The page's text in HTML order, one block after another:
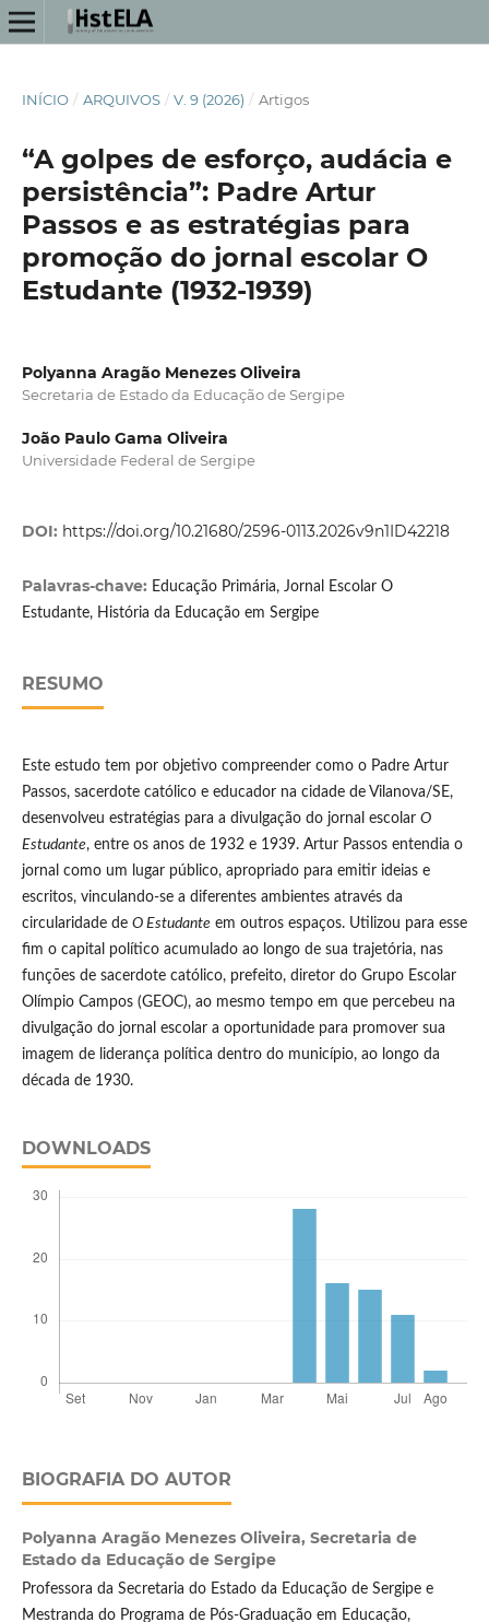
INÍCIO / ARQUIVOS / V. 9 (2026) / Artigos
“A golpes de esforço, audácia e
persistência”: Padre Artur
Passos e as estratégias para
promoção do jornal escolar O
Estudante (1932-1939)
Polyanna Aragão Menezes Oliveira
Secretaria de Estado da Educação de Sergipe
João Paulo Gama Oliveira
Universidade Federal de Sergipe
DOI: https://doi.org/10.21680/2596-0113.2026v9n1ID42218
Palavras-chave: Educação Primária, Jornal Escolar O
Estudante, História da Educação em Sergipe
RESUMO
Este estudo tem por objetivo compreender como o Padre Artur
Passos, sacerdote católico e educador na cidade de Vilanova/SE,
desenvolveu estratégias para a divulgação do jornal escolar O
Estudante, entre os anos de 1932 e 1939. Artur Passos entendia o
jornal como um lugar público, apropriado para emitir ideias e
escritos, vinculando-se a diferentes ambientes através da
circularidade de O Estudante em outros espaços. Utilizou para esse
fim o capital político acumulado ao longo de sua trajetória, nas
funções de sacerdote católico, prefeito, diretor do Grupo Escolar
Olímpio Campos (GEOC), ao mesmo tempo em que percebeu na
divulgação do jornal escolar a oportunidade para promover sua
imagem de liderança política dentro do município, ao longo da
década de 1930.
DOWNLOADS
BIOGRAFIA DO AUTOR
Polyanna Aragão Menezes Oliveira, Secretaria de
Estado da Educação de Sergipe
Professora da Secretaria do Estado da Educação de Sergipe e
Mestranda do Programa de Pós-Graduação em Educação,